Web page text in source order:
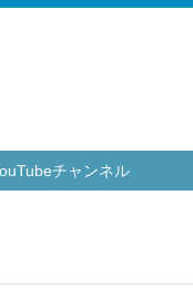
チャンネル